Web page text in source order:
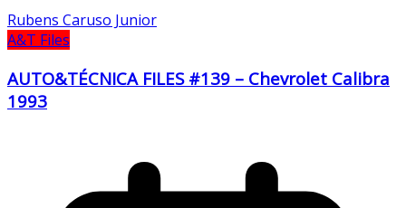
Rubens Caruso Junior
A&T Files
AUTO&TÉCNICA FILES #139 – Chevrolet Calibra
1993